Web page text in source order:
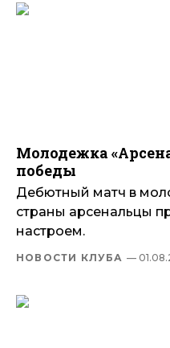
Молодежка
победы
Дебютный матч в
страны арсенальцы
настроем.
НОВОСТИ КЛУБА —